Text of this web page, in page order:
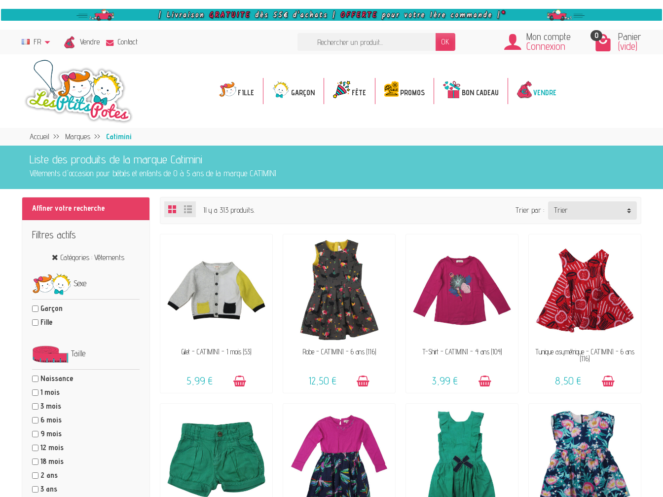
FR Vendre Contact OK Mon compte
Connexion
0 Panier
(vide)
FILLE GARÇON FÊTE PROMOS BON CADEAU VENDRE
Accueil Marques Catimini
Liste des produits de la marque Catimini
Vêtements d'occasion pour bébés et enfants de 0 à 5 ans de la marque CATIMINI
Affiner votre recherche
Filtres actifs
Catégories : Vêtements
Sexe
Garçon
Fille
Taille
Naissance
1 mois
3 mois
6 mois
9 mois
12 mois
18 mois
2 ans
3 ans
Il y a 313 produits. Trier par : Trier
DISPONIBLE
Gilet - CATIMINI - 1 mois (53)
5,99 €
DISPONIBLE
Robe - CATIMINI - 6 ans (116)
12,50 €
DISPONIBLE
T-Shirt - CATIMINI - 4 ans (104)
3,99 €
DISPONIBLE
Tunique asymétrique - CATIMINI - 6 ans
(116)
8,50 €